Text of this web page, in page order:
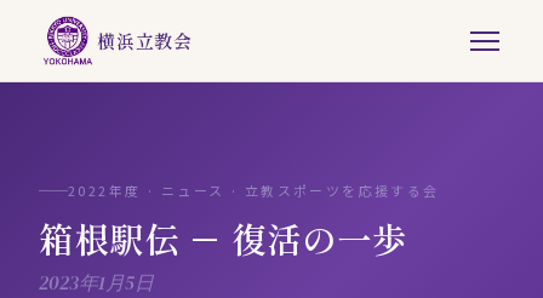
横浜立教会
2022年度 · ニュース · 立教スポーツを応援する会
箱根駅伝 － 復活の一歩
2023年1月5日